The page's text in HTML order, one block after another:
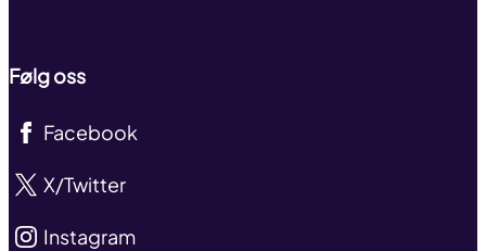
Følg oss
Facebook
X/Twitter
Instagram